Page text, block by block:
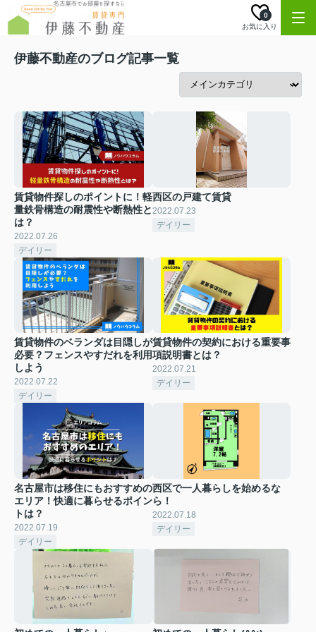
お気に入り
0
伊藤不動産のブログ記事一覧
賃貸物件探しのポイントに！軽
量鉄骨構造の耐震性や断熱性と
は？
2022.07.26
デイリー
西区の戸建て賃貸
2022.07.23
デイリー
賃貸物件のベランダは目隠しが
必要？フェンスやすだれを利用
しよう
2022.07.22
デイリー
賃貸物件の契約における重要事
項説明書とは？
2022.07.21
デイリー
名古屋市は移住にもおすすめの
エリア！快適に暮らせるポイン
トは？
2022.07.19
デイリー
西区で一人暮らしを始めるな
ら！
2022.07.18
デイリー